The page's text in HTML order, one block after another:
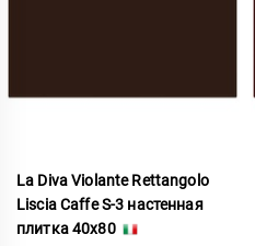
La Diva Violante Rettangolo
Liscia Caffe S-3 настенная
плитка 40x80